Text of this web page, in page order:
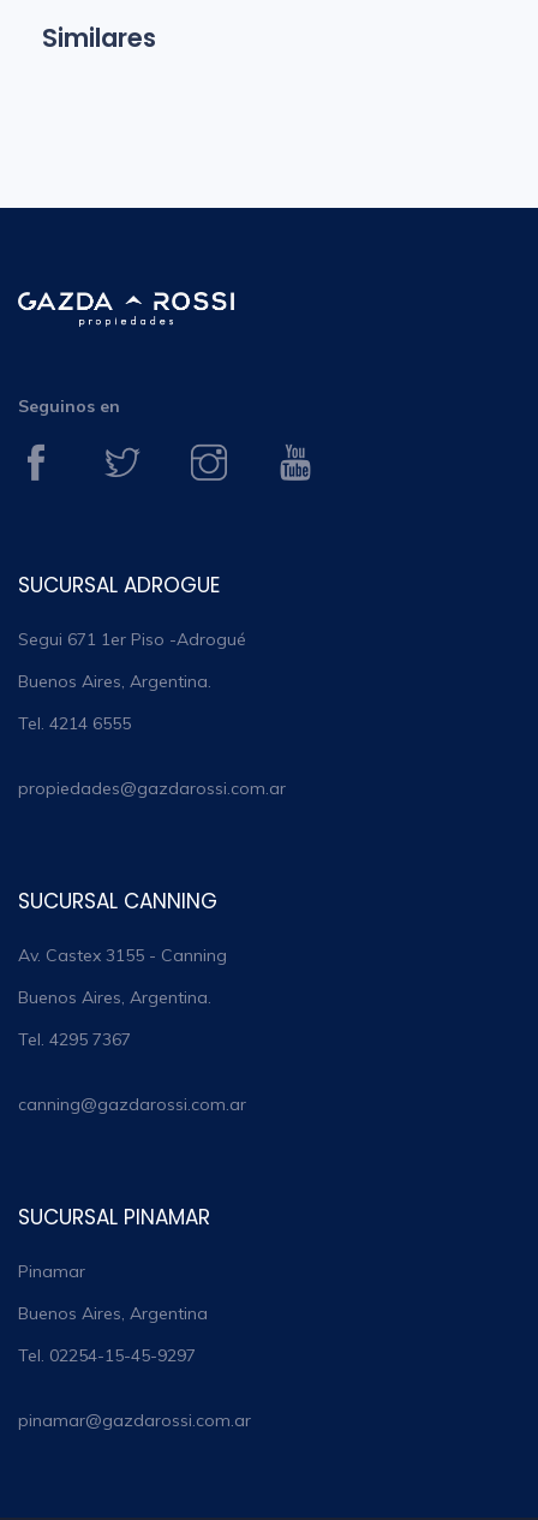
Similares
Seguinos en
SUCURSAL ADROGUE
Segui 671 1er Piso -Adrogué
Buenos Aires, Argentina.
Tel. 4214 6555
propiedades@gazdarossi.com.ar
SUCURSAL CANNING
Av. Castex 3155 - Canning
Buenos Aires, Argentina.
Tel. 4295 7367
canning@gazdarossi.com.ar
SUCURSAL PINAMAR
Pinamar
Buenos Aires, Argentina
Tel. 02254-15-45-9297
pinamar@gazdarossi.com.ar